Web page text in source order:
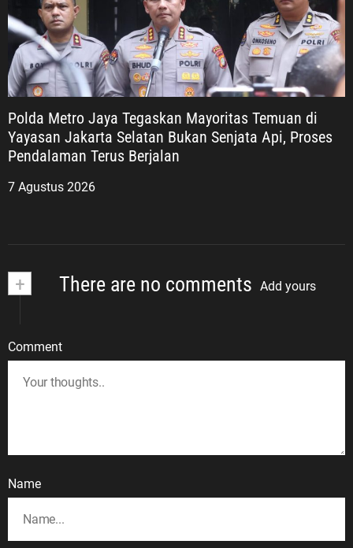
Polda Metro Jaya Tegaskan Mayoritas Temuan di
Yayasan Jakarta Selatan Bukan Senjata Api, Proses
Pendalaman Terus Berjalan
7 Agustus 2026
+ There are no comments Add yours
Comment
Name